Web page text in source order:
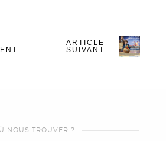
ARTICLE
SUIVANT
NOUS TROUVER ?